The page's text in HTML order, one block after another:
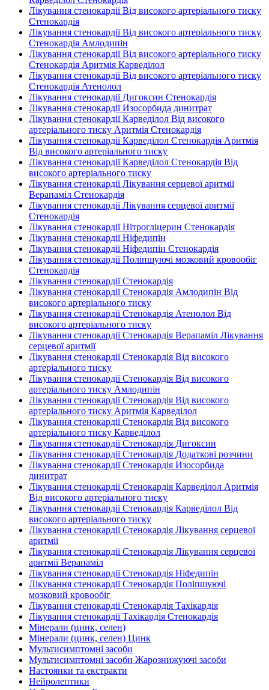
Лікування стенокардії Від високого артеріального тиску
Стенокардія
Лікування стенокардії Від високого артеріального тиску
Стенокардія Амлодипін
Лікування стенокардії Від високого артеріального тиску
Стенокардія Аритмія Карведілол
Лікування стенокардії Від високого артеріального тиску
Стенокардія Атенолол
Лікування стенокардії Дигоксин Стенокардія
Лікування стенокардії Изосорбида динитрат
Лікування стенокардії Карведілол Від високого
артеріального тиску Аритмія Стенокардія
Лікування стенокардії Карведілол Стенокардія Аритмія
Від високого артеріального тиску
Лікування стенокардії Карведілол Стенокардія Від
високого артеріального тиску
Лікування стенокардії Лікування серцевої аритмії
Верапаміл Стенокардія
Лікування стенокардії Лікування серцевої аритмії
Стенокардія
Лікування стенокардії Нітрогліцерин Стенокардія
Лікування стенокардії Ніфедипін
Лікування стенокардії Ніфедипін Стенокардія
Лікування стенокардії Поліпшуючі мозковий кровообіг
Стенокардія
Лікування стенокардії Стенокардія
Лікування стенокардії Стенокардія Амлодипін Від
високого артеріального тиску
Лікування стенокардії Стенокардія Атенолол Від
високого артеріального тиску
Лікування стенокардії Стенокардія Верапаміл Лікування
серцевої аритмії
Лікування стенокардії Стенокардія Від високого
артеріального тиску
Лікування стенокардії Стенокардія Від високого
артеріального тиску Амлодипін
Лікування стенокардії Стенокардія Від високого
артеріального тиску Аритмія Карведілол
Лікування стенокардії Стенокардія Від високого
артеріального тиску Карведілол
Лікування стенокардії Стенокардія Дигоксин
Лікування стенокардії Стенокардія Додаткові розчини
Лікування стенокардії Стенокардія Изосорбида
динитрат
Лікування стенокардії Стенокардія Карведілол Аритмія
Від високого артеріального тиску
Лікування стенокардії Стенокардія Карведілол Від
високого артеріального тиску
Лікування стенокардії Стенокардія Лікування серцевої
аритмії
Лікування стенокардії Стенокардія Лікування серцевої
аритмії Верапаміл
Лікування стенокардії Стенокардія Ніфедипін
Лікування стенокардії Стенокардія Поліпшуючі
мозковий кровообіг
Лікування стенокардії Стенокардія Тахікардія
Лікування стенокардії Тахікардія Стенокардія
Мінерали (цинк, селен)
Мінерали (цинк, селен) Цинк
Мультисимптомні засоби
Мультисимптомні засоби Жарознижуючі засоби
Настоянки та екстракти
Нейролептики